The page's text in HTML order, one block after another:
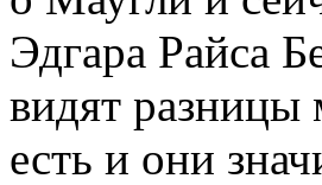
Эдгара Райса
видят
есть и они